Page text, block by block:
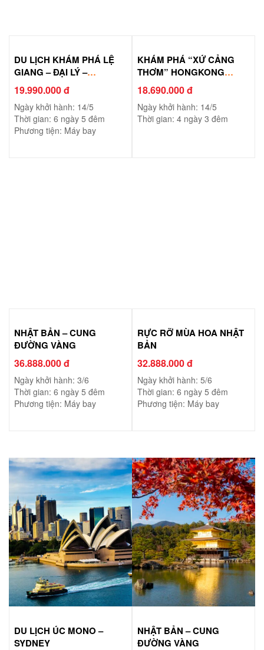
DU LỊCH KHÁM PHÁ LỆ
GIANG – ĐẠI LÝ –
SHANGRILA
19.990.000 đ
Ngày khởi hành: 14/5
Thời gian: 6 ngày 5 đêm
Phương tiện: Máy bay
KHÁM PHÁ “XỨ CẢNG
THƠM” HONGKONG
FREEDAY
18.690.000 đ
Ngày khởi hành: 14/5
Thời gian: 4 ngày 3 đêm
NHẬT BẢN – CUNG
ĐƯỜNG VÀNG
36.888.000 đ
Ngày khởi hành: 3/6
Thời gian: 6 ngày 5 đêm
Phương tiện: Máy bay
RỰC RỠ MÙA HOA NHẬT
BẢN
32.888.000 đ
Ngày khởi hành: 5/6
Thời gian: 6 ngày 5 đêm
Phương tiện: Máy bay
DU LỊCH ÚC MONO –
SYDNEY
NHẬT BẢN – CUNG
ĐƯỜNG VÀNG